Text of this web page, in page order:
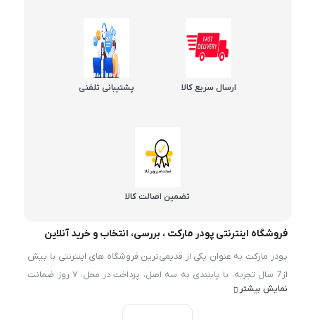
ارسال سریع کالا پشتیبانی تلفنی
تضمین اصالت کالا
فروشگاه اینترنتی پودر مارکت ، بررسی، انتخاب و خرید آنلاین
پودر مارکت به عنوان یکی از قدیمی‌ترین فروشگاه های اینترنتی با بیش
از7 سال تجربه، با پایبندی به سه اصل، پرداخت در محل، ۷ روز ضمانت
بازگشت کالا و تضمین اصل‌بودن کالا موفق شده تا همگام با
فروشگاه‌های معتبر ايران، به بزرگ‌ترین فروشگاه اینترنتی ایران تبدیل
نمایش بیشتر